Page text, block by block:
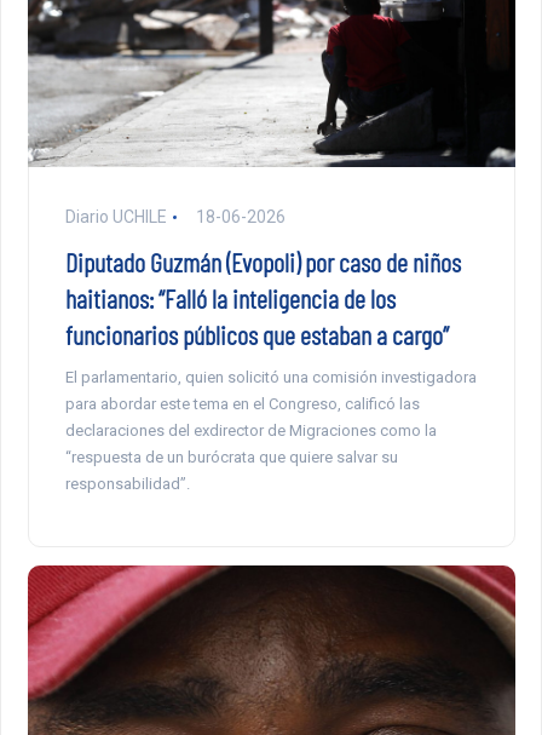
Diario UCHILE 18-06-2026
Diputado Guzmán (Evopoli) por caso de niños
haitianos: “Falló la inteligencia de los
funcionarios públicos que estaban a cargo”
El parlamentario, quien solicitó una comisión investigadora
para abordar este tema en el Congreso, calificó las
declaraciones del exdirector de Migraciones como la
“respuesta de un burócrata que quiere salvar su
responsabilidad”.